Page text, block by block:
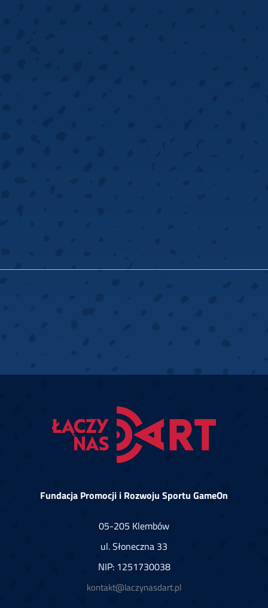
Fundacja Promocji i Rozwoju Sportu GameOn
05-205 Klembów
ul. Słoneczna 33
NIP: 1251730038
kontakt@laczynasdart.pl